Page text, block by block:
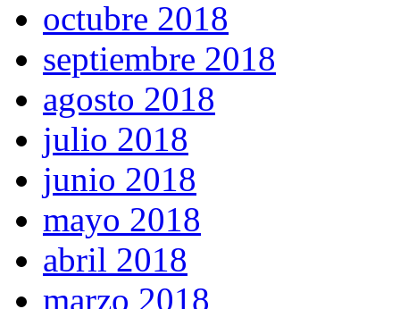
octubre 2018
septiembre 2018
agosto 2018
julio 2018
junio 2018
mayo 2018
abril 2018
marzo 2018